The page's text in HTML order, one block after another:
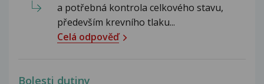
a potřebná kontrola celkového stavu,
především krevního tlaku...
Celá odpověď
Bolesti dutiny